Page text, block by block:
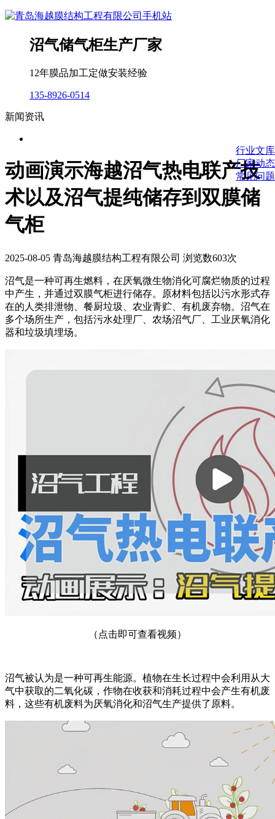
沼气储气柜生产厂家
12年膜品加工定做安装经验
135-8926-0514
新闻资讯
行业文库
厂家动态
常见问题
动画演示海越沼气热电联产技
术以及沼气提纯储存到双膜储
气柜
2025-08-05 青岛海越膜结构工程有限公司 浏览数603次
沼气是一种可再生燃料，在厌氧微生物消化可腐烂物质的过程
中产生，并通过双膜气柜进行储存。原材料包括以污水形式存
在的人类排泄物、餐厨垃圾、农业青贮、有机废弃物。沼气在
多个场所生产，包括污水处理厂、农场沼气厂、工业厌氧消化
器和垃圾填埋场。
（点击即可查看视频）
沼气被认为是一种可再生能源。植物在生长过程中会利用从大
气中获取的二氧化碳，作物在收获和消耗过程中会产生有机废
料，这些有机废料为厌氧消化和沼气生产提供了原料。